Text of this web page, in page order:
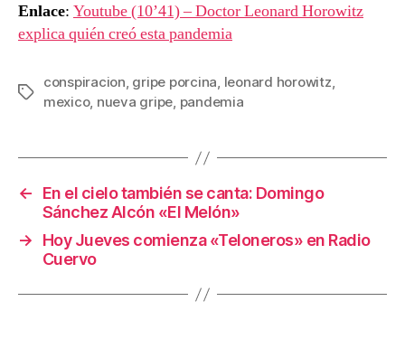
Enlace: Youtube (10’41) – Doctor Leonard Horowitz
explica quién creó esta pandemia
Etiquetas
conspiracion, gripe porcina, leonard horowitz,
mexico, nueva gripe, pandemia
←
En el cielo también se canta: Domingo
Sánchez Alcón «El Melón»
→
Hoy Jueves comienza «Teloneros» en Radio
Cuervo